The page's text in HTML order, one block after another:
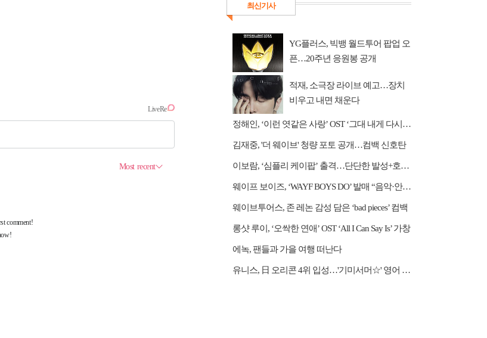
최신기사
YG플러스, 빅뱅 월드투어 팝업 오
픈…20주년 응원봉 공개
적재, 소극장 라이브 예고…장치
비우고 내면 채운다
정해인, ‘이런 엿같은 사랑’ OST ‘그대 내게 다시’ 리메이크 가창
김재중, '더 웨이브' 청량 포토 공개…컴백 신호탄
이보람, ‘심플리 케이팝’ 출격…단단한 발성+호소력 짙은 음색 무대 압도
웨이프 보이즈, ‘WAYF BOYS DO’ 발매 “음악·안무·비주얼 직접 참여”
웨이브투어스, 존 레논 감성 담은 ‘bad pieces’ 컴백
롱샷 루이, ‘오싹한 연애’ OST ‘All I Can Say Is’ 가창
에녹, 팬들과 가을 여행 떠난다
유니스, 日 오리콘 4위 입성…'기미서머☆' 영어 버전 발표